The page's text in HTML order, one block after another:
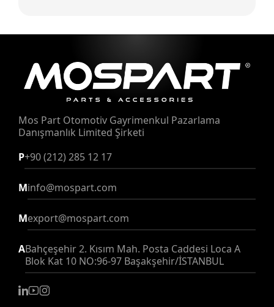
Mos Part Otomotiv Gayrimenkul Pazarlama
Danışmanlık Limited Şirketi
P+90 (212) 285 12 17
Minfo@mospart.com
Mexport@mospart.com
ABahçeşehir 2. Kısım Mah. Posta Caddesi Loca A
Blok Kat 10 NO:96-97 Başakşehir/İSTANBUL